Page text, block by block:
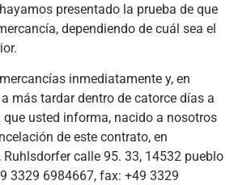
presentado la prueba de que
dependiendo de cuál sea el
inmediatamente y, en
más tardar dentro de catorce días a
que usted informa, nacido a nosotros
de este contrato, en
Ruhlsdorfer calle 95. 33, 14532 pueblo
3329 6984667, fax: +49 3329